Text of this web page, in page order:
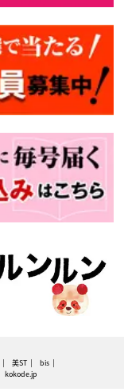
美ST
bis
kokode.jp